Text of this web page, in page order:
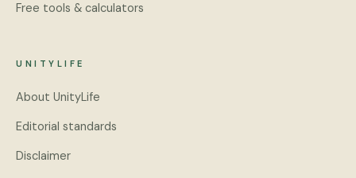
Free tools & calculators
UNITYLIFE
About UnityLife
Editorial standards
Disclaimer